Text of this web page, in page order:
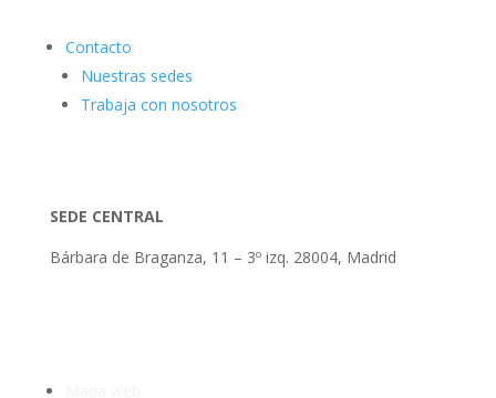
Contacto
Nuestras sedes
Trabaja con nosotros
SEDE CENTRAL
Bárbara de Braganza, 11 – 3º izq. 28004, Madrid